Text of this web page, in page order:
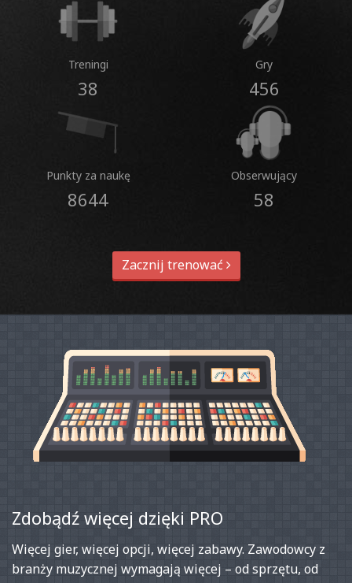
Treningi
38
Gry
456
Punkty za naukę
8644
Obserwujący
58
Zacznij trenować
Zdobądź więcej dzięki PRO
Więcej gier, więcej opcji, więcej zabawy. Zawodowcy z
branży muzycznej wymagają więcej – od sprzętu, od